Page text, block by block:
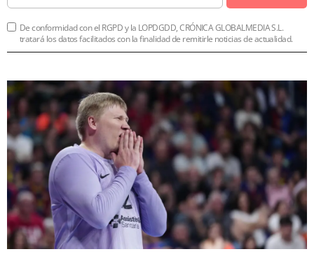
De conformidad con el RGPD y la LOPDGDD, CRÓNICA GLOBALMEDIA S.L.
tratará los datos facilitados con la finalidad de remitirle noticias de actualidad.